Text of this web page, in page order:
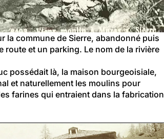
la commune de Sierre, abandonné puis
route et un parking. Le nom de la rivière
possédait là, la maison bourgeoisiale,
et naturellement les moulins pour
farines qui entraient dans la fabrication